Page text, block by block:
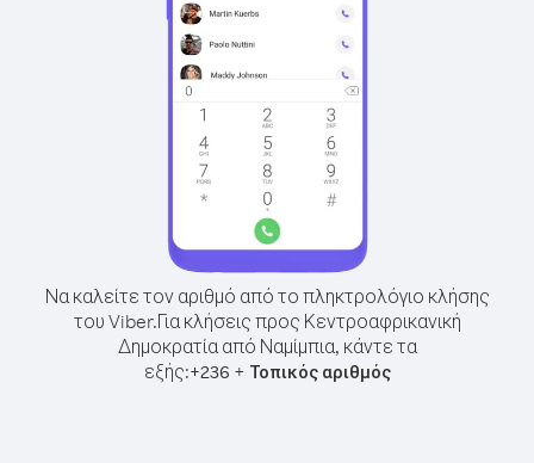
Να καλείτε τον αριθμό από το πληκτρολόγιο κλήσης
του Viber.Για κλήσεις προς Κεντροαφρικανική
Δημοκρατία από Ναμίμπια, κάντε τα
εξής:+236 + Τοπικός αριθμός